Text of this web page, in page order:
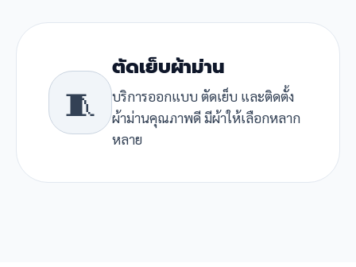
🧵
ตัดเย็บผ้าม่าน
บริการออกแบบ ตัดเย็บ และติดตั้ง
ผ้าม่านคุณภาพดี มีผ้าให้เลือกหลาก
หลาย